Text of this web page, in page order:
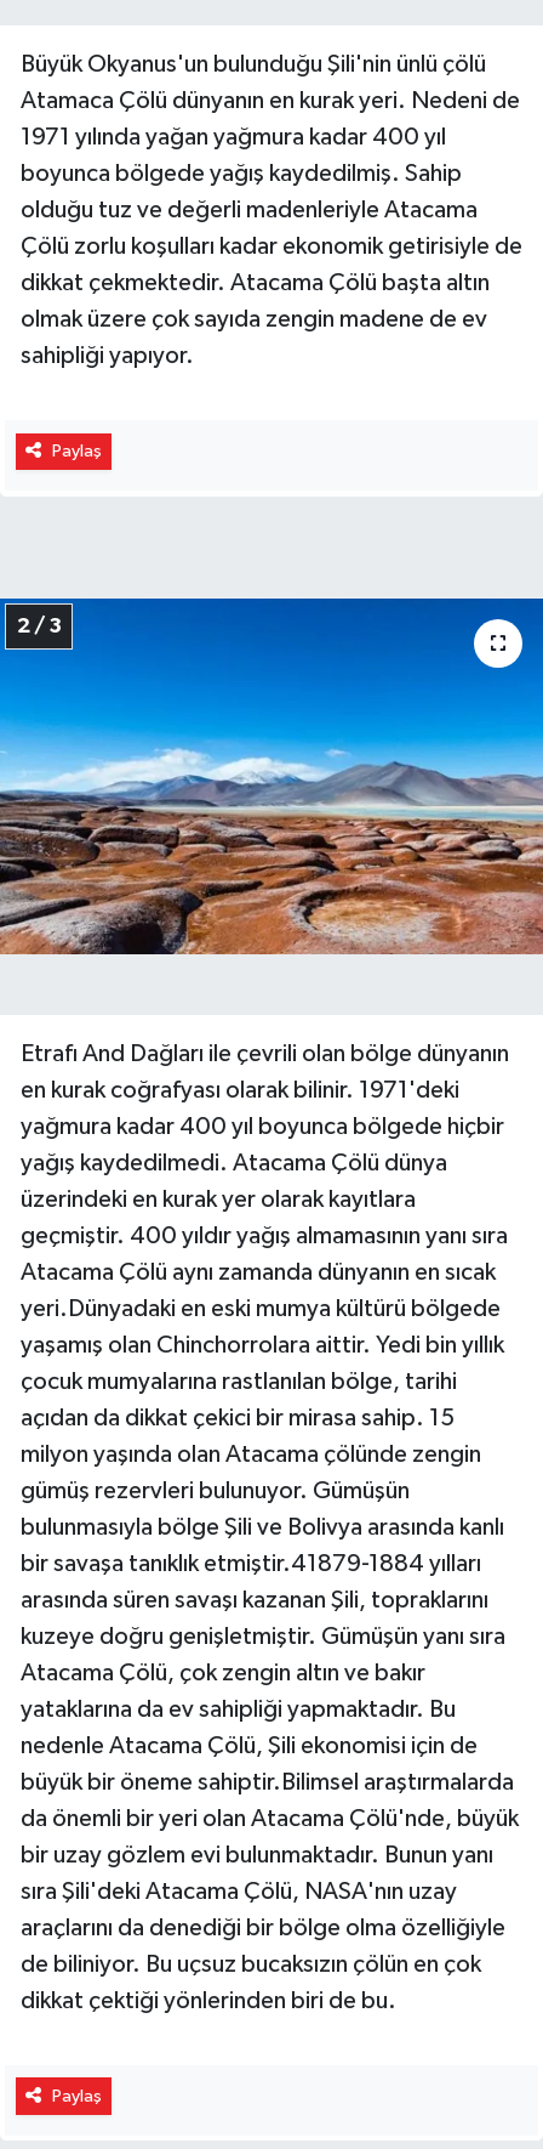
Büyük Okyanus'un bulunduğu Şili'nin ünlü çölü
Atamaca Çölü dünyanın en kurak yeri. Nedeni de
1971 yılında yağan yağmura kadar 400 yıl
boyunca bölgede yağış kaydedilmiş. Sahip
olduğu tuz ve değerli madenleriyle Atacama
Çölü zorlu koşulları kadar ekonomik getirisiyle de
dikkat çekmektedir. Atacama Çölü başta altın
olmak üzere çok sayıda zengin madene de ev
sahipliği yapıyor.
Paylaş
2 / 3
Etrafı And Dağları ile çevrili olan bölge dünyanın
en kurak coğrafyası olarak bilinir. 1971'deki
yağmura kadar 400 yıl boyunca bölgede hiçbir
yağış kaydedilmedi. Atacama Çölü dünya
üzerindeki en kurak yer olarak kayıtlara
geçmiştir. 400 yıldır yağış almamasının yanı sıra
Atacama Çölü aynı zamanda dünyanın en sıcak
yeri.Dünyadaki en eski mumya kültürü bölgede
yaşamış olan Chinchorrolara aittir. Yedi bin yıllık
çocuk mumyalarına rastlanılan bölge, tarihi
açıdan da dikkat çekici bir mirasa sahip. 15
milyon yaşında olan Atacama çölünde zengin
gümüş rezervleri bulunuyor. Gümüşün
bulunmasıyla bölge Şili ve Bolivya arasında kanlı
bir savaşa tanıklık etmiştir.41879-1884 yılları
arasında süren savaşı kazanan Şili, topraklarını
kuzeye doğru genişletmiştir. Gümüşün yanı sıra
Atacama Çölü, çok zengin altın ve bakır
yataklarına da ev sahipliği yapmaktadır. Bu
nedenle Atacama Çölü, Şili ekonomisi için de
büyük bir öneme sahiptir.Bilimsel araştırmalarda
da önemli bir yeri olan Atacama Çölü'nde, büyük
bir uzay gözlem evi bulunmaktadır. Bunun yanı
sıra Şili'deki Atacama Çölü, NASA'nın uzay
araçlarını da denediği bir bölge olma özelliğiyle
de biliniyor. Bu uçsuz bucaksızın çölün en çok
dikkat çektiği yönlerinden biri de bu.
Paylaş